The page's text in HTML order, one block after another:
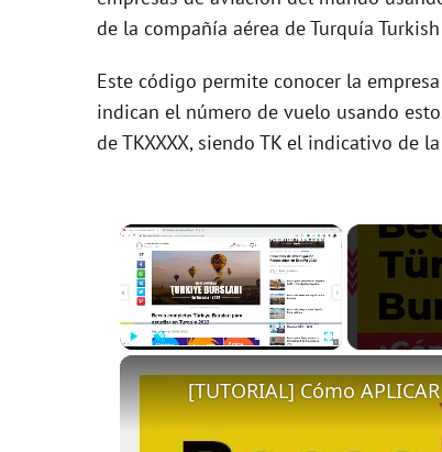
de la compañía aérea de Turquía
Este código permite conocer la
indican el número de vuelo usando
de TKXXXX, siendo TK el indicativo de
×